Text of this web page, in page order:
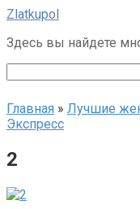
Перейти
контенту
Zlatkupol
Здесь вы найдете
Главная » Лучшие
Экспресс
2